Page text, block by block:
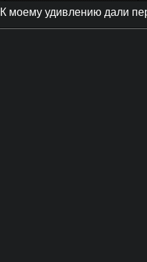
К моему удивлению дали